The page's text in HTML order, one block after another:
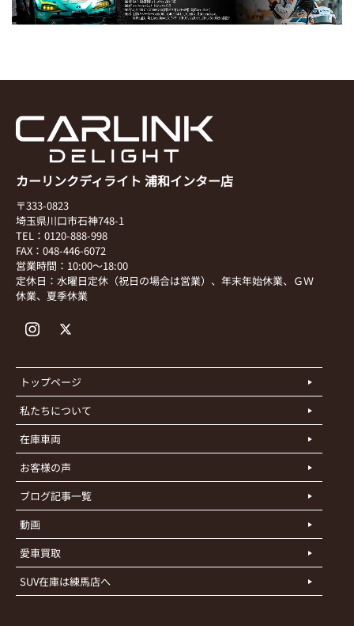
カーリンクディライト 浦和インター店
〒333-0823
埼玉県川口市石神748-1
TEL：0120-888-998
FAX：048-446-6072
営業時間：10:00～18:00
定休日：水曜日定休（祝日の場合は営業）、年末年始休業、ＧＷ
休業、夏季休業
トップページ
私たちについて
在庫車両
お客様の声
ブログ記事一覧
動画
愛車買取
SUV在庫は練馬店へ